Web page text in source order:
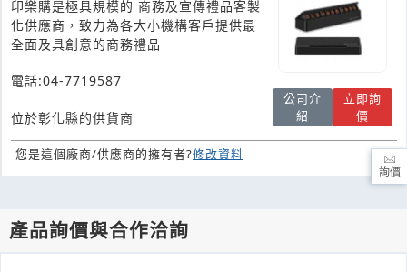
印樂購是極具規模的 商務及宣傳禮品客製
化供應商，致力為各大小機構客戶提供最
全面及具創意的商務禮品
電話:04-7719587
位於彰化縣的供貨商
公司介
紹
立即詢
價
您是這個廠商/供應商的擁有者?修改資料
產品詢價與合作洽詢
詢價